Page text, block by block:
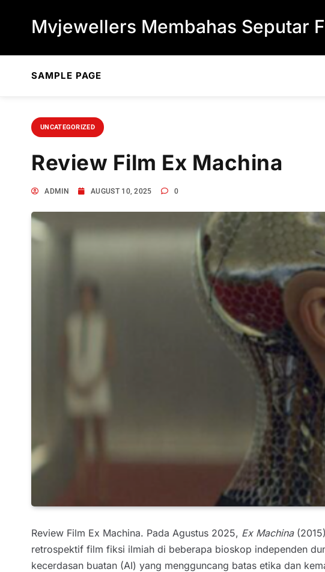
Mvjewellers Membahas Seputar
SAMPLE PAGE
UNCATEGORIZED
Review Film Ex Machina
ADMIN AUGUST 10, 2025 0
Review Film Ex Machina. Pada Agustus 2025, Ex Machina
retrospektif film fiksi ilmiah di beberapa bioskop independen
kecerdasan buatan (AI) yang mengguncang batas etika dan